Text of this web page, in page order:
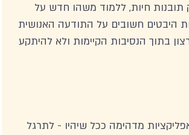
תובנות חיות, ללמוד משהו חדש על
היבטים חשובים על התודעה האנושית
בתוך הנסיבות הקיימות ולא להיתקע
מדהימה ככל שיהיו - לתרגל